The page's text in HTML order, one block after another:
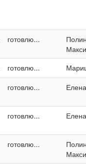
готовлю...
готовлю...
готовлю...
готовлю...
готовлю...